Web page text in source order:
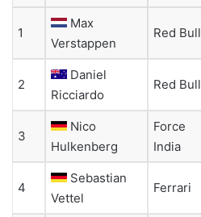
1
Max
Verstappen
Red Bull
2
Daniel
Ricciardo
Red Bull
3
Nico
Hulkenberg
Force
India
4
Sebastian
Vettel
Ferrari